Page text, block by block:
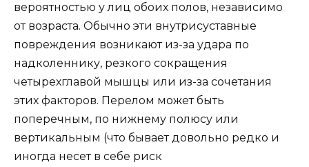
вероятностью у лиц обоих полов, независимо
от возраста. Обычно эти внутрисуставные
повреждения возникают из-за удара по
надколеннику, резкого сокращения
четырехглавой мышцы или из-за сочетания
этих факторов. Перелом может быть
поперечным, по нижнему полюсу или
вертикальным (что бывает довольно редко и
иногда несет в себе риск